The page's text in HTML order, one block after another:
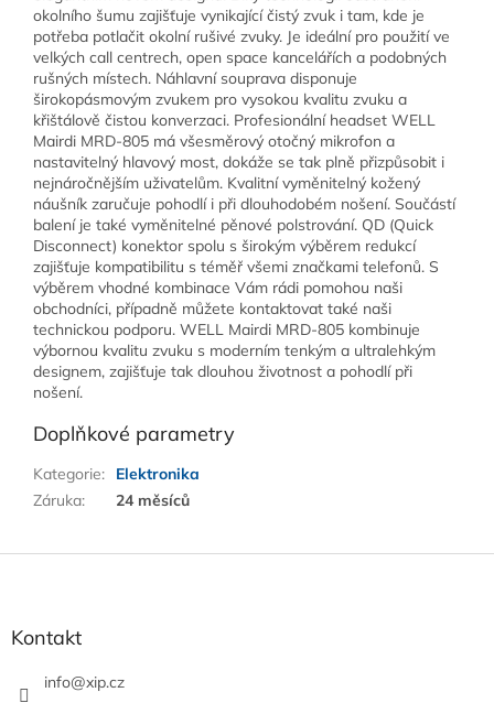
okolního šumu zajišťuje vynikající čistý zvuk i tam, kde je
potřeba potlačit okolní rušivé zvuky. Je ideální pro použití ve
velkých call centrech, open space kancelářích a podobných
rušných místech. Náhlavní souprava disponuje
širokopásmovým zvukem pro vysokou kvalitu zvuku a
křištálově čistou konverzaci. Profesionální headset WELL
Mairdi MRD-805 má všesměrový otočný mikrofon a
nastavitelný hlavový most, dokáže se tak plně přizpůsobit i
nejnáročnějším uživatelům. Kvalitní vyměnitelný kožený
náušník zaručuje pohodlí i při dlouhodobém nošení. Součástí
balení je také vyměnitelné pěnové polstrování. QD (Quick
Disconnect) konektor spolu s širokým výběrem redukcí
zajišťuje kompatibilitu s téměř všemi značkami telefonů. S
výběrem vhodné kombinace Vám rádi pomohou naši
obchodníci, případně můžete kontaktovat také naši
technickou podporu. WELL Mairdi MRD-805 kombinuje
výbornou kvalitu zvuku s moderním tenkým a ultralehkým
designem, zajišťuje tak dlouhou životnost a pohodlí při
nošení.
Doplňkové parametry
Kategorie:
Elektronika
Záruka: 24 měsíců
Kontakt
info@xip.cz